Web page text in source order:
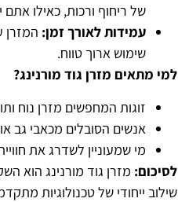
של ריחוף ורכות, כאילו אתם
עמידות לאורך זמן: המזרן
שימוש ארוך טווח.
למי מתאים מזרן גוד מורנינג?
זוגות המחפשים מזרן נוח
אנשים הסובלים מכאבי גב
מי שמעוניין לשדרג את
לסיכום: מזרן גוד מורנינג הוא
שילוב ייחודי של טכנולוגיות